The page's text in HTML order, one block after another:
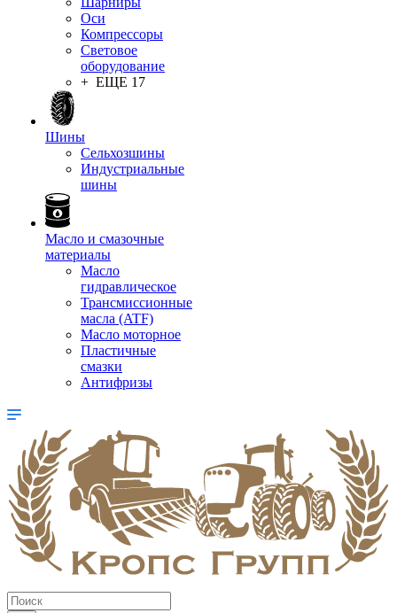
Оси
Компрессоры
Световое
оборудование
+ ЕЩЕ 17
Шины
Сельхозшины
Индустриальные
шины
Масло и смазочные
материалы
Масло
гидравлическое
Трансмиссионные
масла (ATF)
Масло моторное
Пластичные
смазки
Антифризы